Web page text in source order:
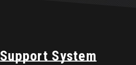
Support System